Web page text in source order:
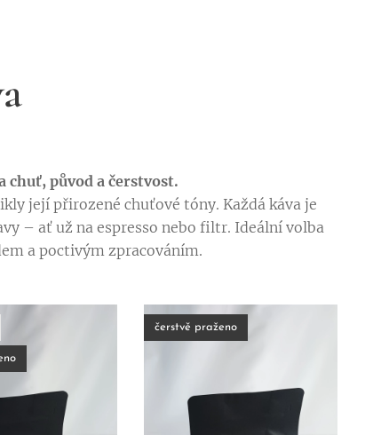
chuť, původ a čerstvost.
její přirozené chuťové tóny. Každá káva je
– ať už na espresso nebo filtr. Ideální volba
a poctivým zpracováním. ☕️
čerstvě praženo